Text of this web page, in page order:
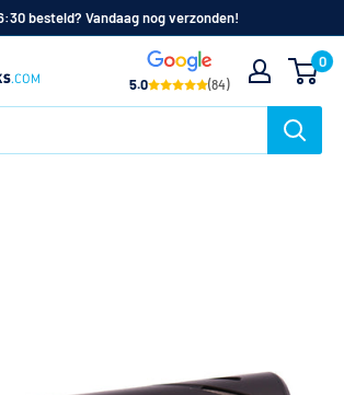
besteld? Vandaag nog verzonden!
5.0 (84)
0